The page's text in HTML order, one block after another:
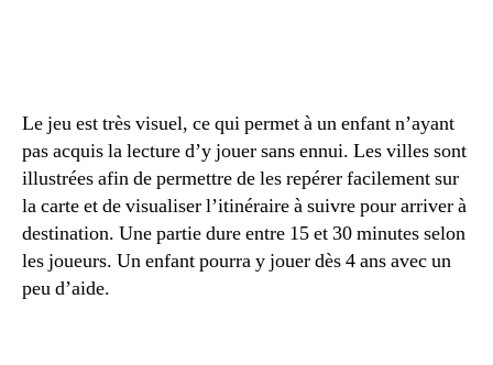
Le jeu est très visuel, ce qui permet à un enfant n’ayant
pas acquis la lecture d’y jouer sans ennui. Les villes sont
illustrées afin de permettre de les repérer facilement sur
la carte et de visualiser l’itinéraire à suivre pour arriver à
destination. Une partie dure entre 15 et 30 minutes selon
les joueurs. Un enfant pourra y jouer dès 4 ans avec un
peu d’aide.